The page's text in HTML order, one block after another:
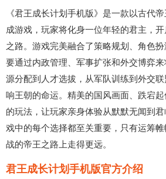
《君王成长计划手机版》是一款以古代
成游戏，玩家将化身一位年轻的君主，
之路。游戏完美融合了策略规划、角色
要通过内政管理、军事扩张和外交博弈
源分配到人才选拔，从军队训练到外交
响王朝的命运。精美的国风画面、跌宕
的玩法，让玩家亲身体验从默默无闻到
戏中的每个选择都至关重要，只有运筹
战的帝王之路上走得更远。
君王成长计划手机版官方介绍